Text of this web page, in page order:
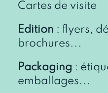
Packaging :
emballages...
Edition : flyers,
brochures...
Cartes de visite